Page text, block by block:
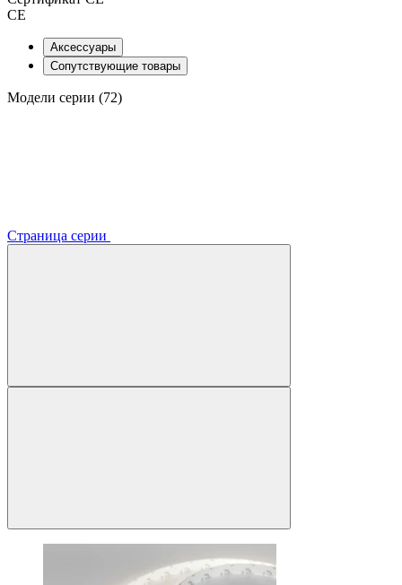
CE
Аксессуары
Сопутствующие товары
Модели серии (72)
Страница серии